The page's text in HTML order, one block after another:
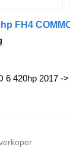
6 420hp 2017 ->